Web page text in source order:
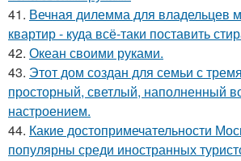
41. Вечная дилемма для владельцев
квартир - куда всё-таки поставить
42. Океан своими руками.
43. Этот дом создан для семьи с
просторный, светлый, наполненный
настроением.
44. Какие достопримечательности
популярны среди иностранных